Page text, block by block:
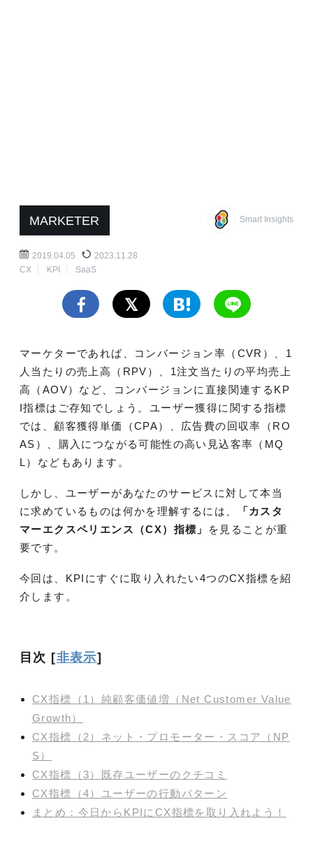
MARKETER Smart Insights
2019.04.05
2023.11.28
CX
KPI SaaS
マーケターであれば、コンバージョン率（CVR）、1
人当たりの売上高（RPV）、1注文当たりの平均売上
高（AOV）など、コンバージョンに直接関連するKP
I指標はご存知でしょう。ユーザー獲得に関する指標
では、顧客獲得単価（CPA）、広告費の回収率（RO
AS）、購入につながる可能性の高い見込客率（MQ
L）などもあります。
しかし、ユーザーがあなたのサービスに対して本当
に求めているものは何かを理解するには、
「カスタ
マーエクスペリエンス（CX）指標」
を見ることが重
要です。
今回は、KPIにすぐに取り入れたい4つのCX指標を紹
介します。
目次 [非表示]
CX指標（1）純顧客価値増（Net Customer Value
Growth）
CX指標（2）ネット・プロモーター・スコア（NP
S）
CX指標（3）既存ユーザーのクチコミ
CX指標（4）ユーザーの行動パターン
まとめ：今日からKPIにCX指標を取り入れよう！